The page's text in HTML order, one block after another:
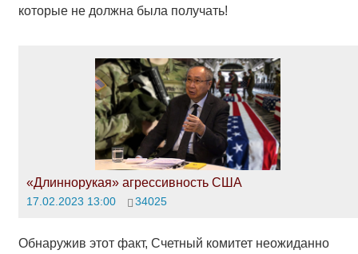
которые не должна была получать!
«Длиннорукая» агрессивность США
17.02.2023 13:00 34025
Обнаружив этот факт, Счетный комитет неожиданно